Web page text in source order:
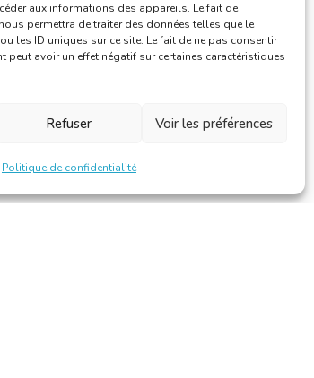
aux informations des appareils. Le fait de
permettra de traiter des données telles que le
les ID uniques sur ce site. Le fait de ne pas consentir
peut avoir un effet négatif sur certaines caractéristiques
Refuser Voir les préférences
Politique de confidentialité